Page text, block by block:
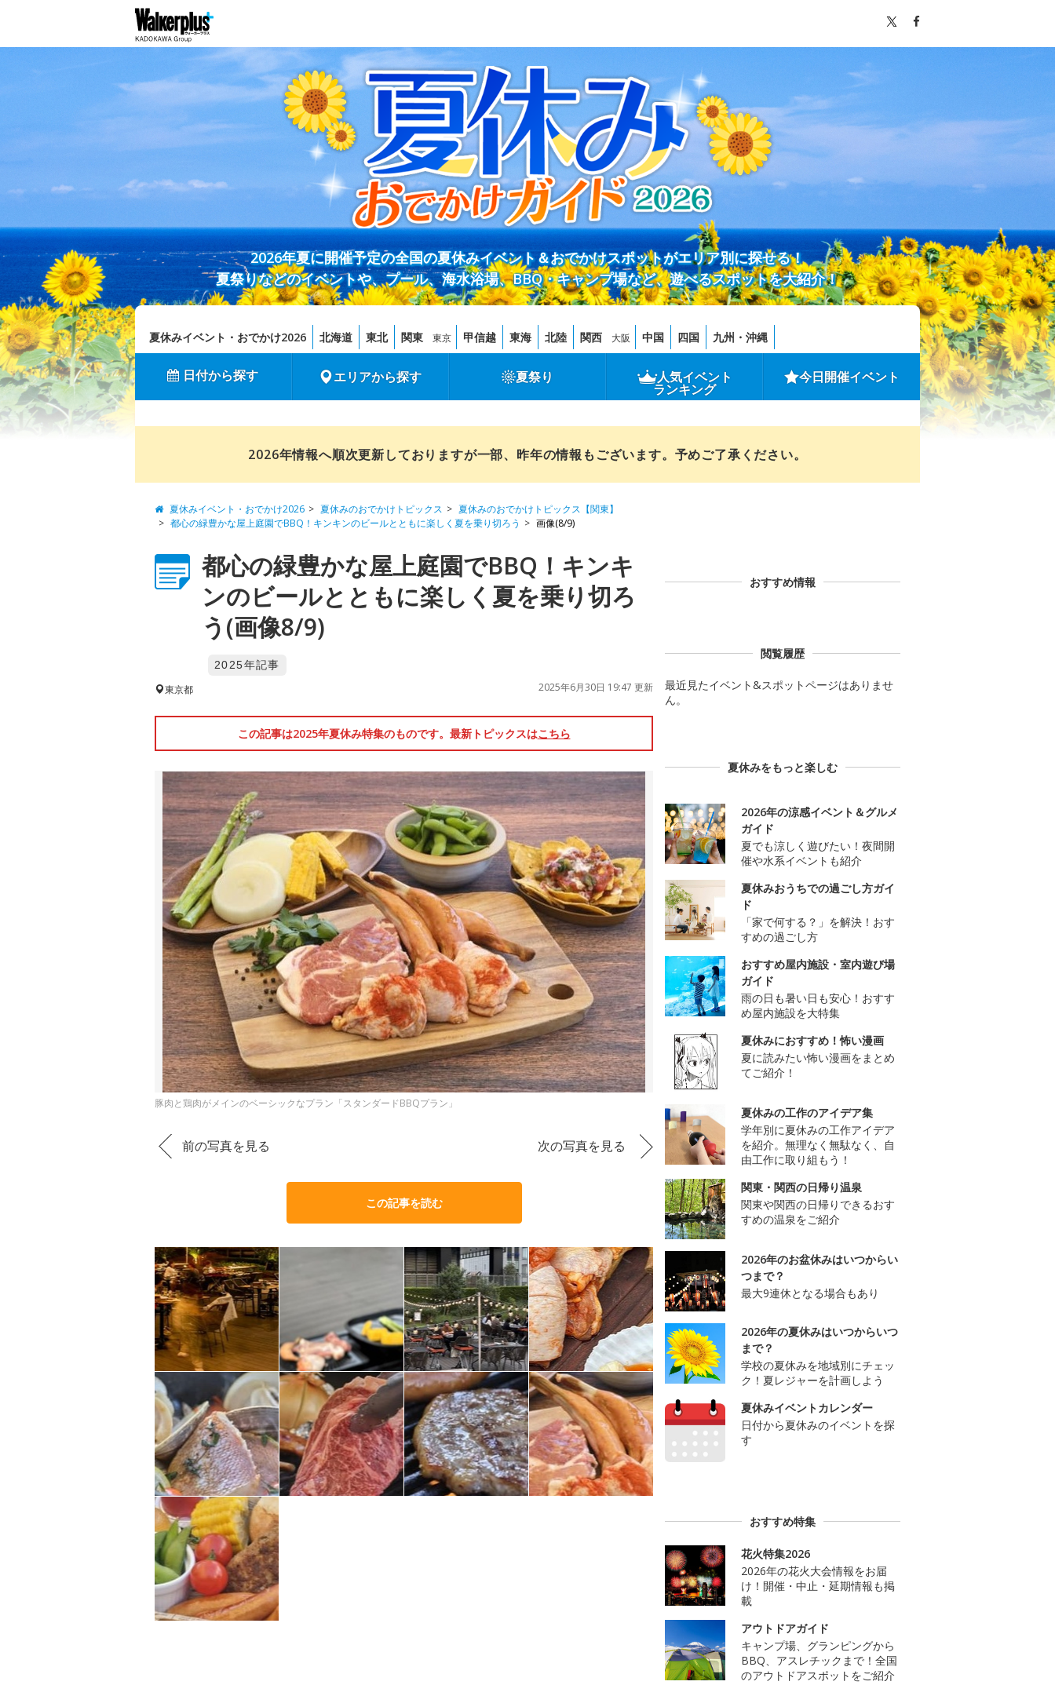
2026年夏に開催予定の全国の夏休みイベント＆おでかけスポットがエリア別に探せる！
夏祭りなどのイベントや、プール、海水浴場、BBQ・キャンプ場など、遊べるスポットを大紹介！
夏休みイベント・おでかけ2026 北海道 東北 関東 東京 甲信越 東海 北陸 関西 大阪 中国 四国 九州・沖縄
日付から探す エリアから探す 夏祭り 人気イベント
ランキング
今日開催イベント
2026年情報へ順次更新しておりますが一部、昨年の情報もございます。予めご了承ください。
夏休みイベント・おでかけ2026 夏休みのおでかけトピックス
夏休みのおでかけトピックス【関東】
都心の緑豊かな屋上庭園でBBQ！キンキンのビールとともに楽しく夏を乗り切ろう
画像(8/9)
都心の緑豊かな屋上庭園でBBQ！キンキ
ンのビールとともに楽しく夏を乗り切ろ
う(画像8/9)
2025年記事
東京都 2025年6月30日 19:47 更新
この記事は2025年夏休み特集のものです。最新トピックスはこちら
豚肉と鶏肉がメインのベーシックなプラン「スタンダードBBQプラン」
前の写真を見る 次の写真を見る
この記事を読む
おすすめ情報
閲覧履歴
最近見たイベント&スポットページはありませ
ん。
夏休みをもっと楽しむ
2026年の涼感イベント＆グルメ
ガイド
夏でも涼しく遊びたい！夜間開
催や水系イベントも紹介
夏休みおうちでの過ごし方ガイ
ド
「家で何する？」を解決！おす
すめの過ごし方
おすすめ屋内施設・室内遊び場
ガイド
雨の日も暑い日も安心！おすす
め屋内施設を大特集
夏休みにおすすめ！怖い漫画
夏に読みたい怖い漫画をまとめ
てご紹介！
夏休みの工作のアイデア集
学年別に夏休みの工作アイデア
を紹介。無理なく無駄なく、自
由工作に取り組もう！
関東・関西の日帰り温泉
関東や関西の日帰りできるおす
すめの温泉をご紹介
2026年のお盆休みはいつからい
つまで？
最大9連休となる場合もあり
2026年の夏休みはいつからいつ
まで？
学校の夏休みを地域別にチェッ
ク！夏レジャーを計画しよう
夏休みイベントカレンダー
日付から夏休みのイベントを探
す
おすすめ特集
花火特集2026
2026年の花火大会情報をお届
け！開催・中止・延期情報も掲
載
アウトドアガイド
キャンプ場、グランピングから
BBQ、アスレチックまで！全国
のアウトドアスポットをご紹介